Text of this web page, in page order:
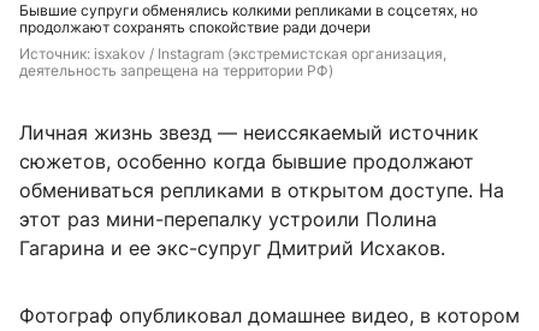
Бывшие супруги обменялись колкими репликами в соцсетях, но
продолжают сохранять спокойствие ради дочери
Источник: isxakov / Instagram (экстремистская организация,
деятельность запрещена на территории РФ)
Личная жизнь звезд — неиссякаемый источник
сюжетов, особенно когда бывшие продолжают
обмениваться репликами в открытом доступе. На
этот раз мини-перепалку устроили Полина
Гагарина и ее экс-супруг Дмитрий Исхаков.
Фотограф опубликовал домашнее видео, в котором